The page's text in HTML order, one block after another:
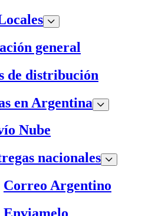
general
de distribución
en Argentina
Nube
nacionales
Correo Argentino